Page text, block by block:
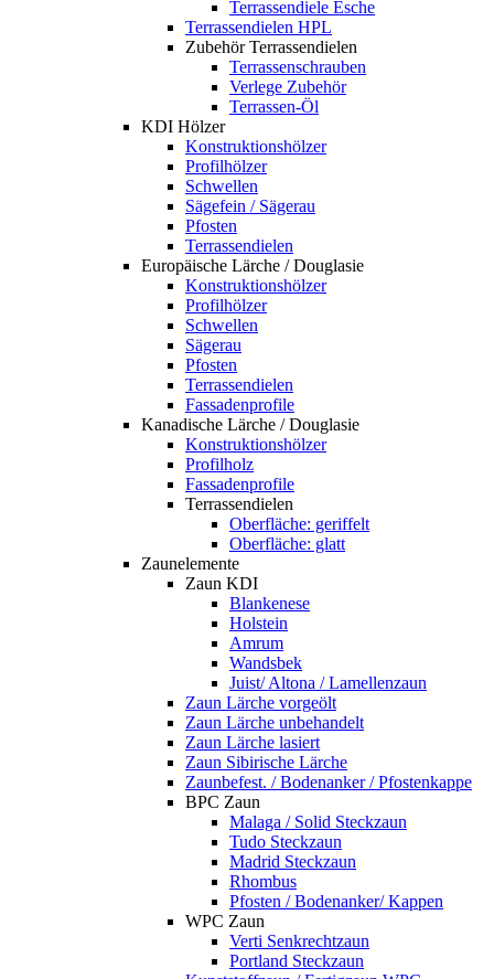
Terrassendiele Esche
Terrassendielen HPL
Zubehör Terrassendielen
Terrassenschrauben
Verlege Zubehör
Terrassen-Öl
KDI Hölzer
Konstruktionshölzer
Profilhölzer
Schwellen
Sägefein / Sägerau
Pfosten
Terrassendielen
Europäische Lärche / Douglasie
Konstruktionshölzer
Profilhölzer
Schwellen
Sägerau
Pfosten
Terrassendielen
Fassadenprofile
Kanadische Lärche / Douglasie
Konstruktionshölzer
Profilholz
Fassadenprofile
Terrassendielen
Oberfläche: geriffelt
Oberfläche: glatt
Zaunelemente
Zaun KDI
Blankenese
Holstein
Amrum
Wandsbek
Juist/ Altona / Lamellenzaun
Zaun Lärche vorgeölt
Zaun Lärche unbehandelt
Zaun Lärche lasiert
Zaun Sibirische Lärche
Zaunbefest. / Bodenanker / Pfostenkappe
BPC Zaun
Malaga / Solid Steckzaun
Tudo Steckzaun
Madrid Steckzaun
Rhombus
Pfosten / Bodenanker/ Kappen
WPC Zaun
Verti Senkrechtzaun
Portland Steckzaun